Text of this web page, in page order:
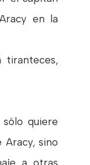
en la
tiranteces,
sólo quiere
sino
a otras